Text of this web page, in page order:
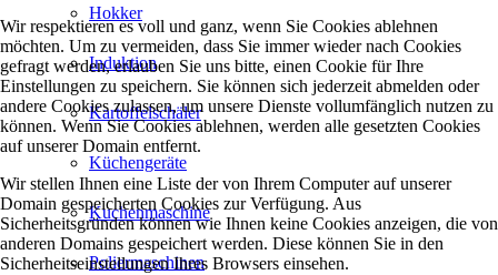
Hokker
Induktion
Kartoffelschäler
Küchengeräte
Kuchenmaschine
Poliermaschinen
Wir respektieren es voll und ganz, wenn Sie Cookies ablehnen
möchten. Um zu vermeiden, dass Sie immer wieder nach Cookies
gefragt werden, erlauben Sie uns bitte, einen Cookie für Ihre
Einstellungen zu speichern. Sie können sich jederzeit abmelden oder
andere Cookies zulassen, um unsere Dienste vollumfänglich nutzen zu
können. Wenn Sie Cookies ablehnen, werden alle gesetzten Cookies
auf unserer Domain entfernt.
Wir stellen Ihnen eine Liste der von Ihrem Computer auf unserer
Domain gespeicherten Cookies zur Verfügung. Aus
Sicherheitsgründen können wie Ihnen keine Cookies anzeigen, die von
anderen Domains gespeichert werden. Diese können Sie in den
Sicherheitseinstellungen Ihres Browsers einsehen.